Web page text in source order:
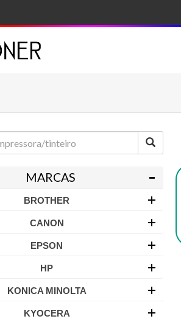
MARCAS
BROTHER
CANON
EPSON
HP
KONICA MINOLTA
KYOCERA